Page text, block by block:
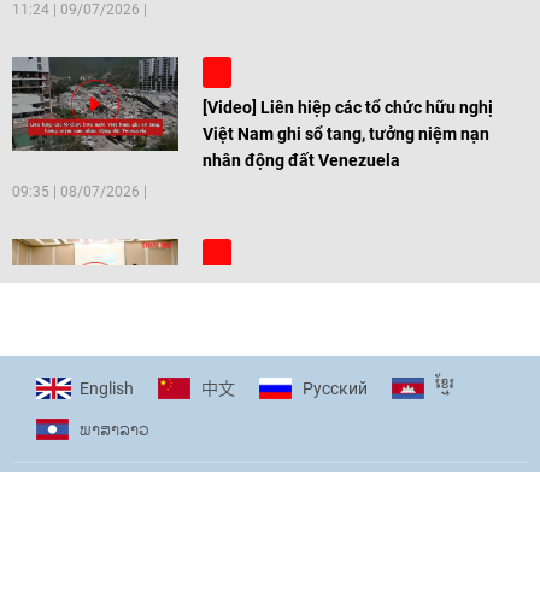
11:24 09/07/2026
[Video] Liên hiệp các tổ chức hữu nghị
Việt Nam ghi sổ tang, tưởng niệm nạn
nhân động đất Venezuela
09:35 08/07/2026
[Video] Trẻ em Đông Á cùng kiến tạo
hoá Việt Nam - Tây Ban Nha
English 中文 Pусский ខ្មែរ
ພາ​ສາ​ລາວ